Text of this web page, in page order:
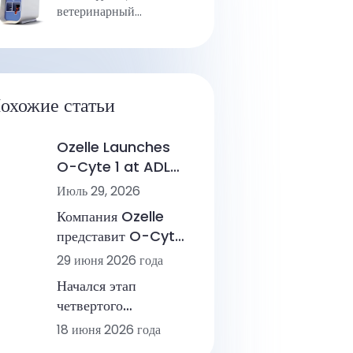
ветеринарный
статьи
Ozelle Launches
O-Cyte 1 at ADLM
2026, Marking a
New Step in AI-
Powered
Hematology
Июль 29, 2026
Компания Ozelle
представит O-Cyte
1 на выставке ADLM
ускорение работы
системы аналитики
морфологии на базе
29 июня 2026 года
Начался этап
четвертого
поколения
18 июня 2026 года